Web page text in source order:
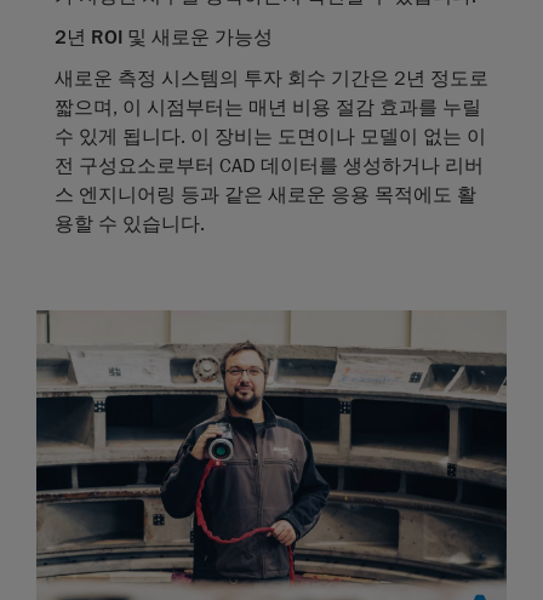
2년 ROI 및 새로운 가능성
새로운 측정 시스템의 투자 회수 기간은 2년 정도로
짧으며, 이 시점부터는 매년 비용 절감 효과를 누릴
수 있게 됩니다. 이 장비는 도면이나 모델이 없는 이
전 구성요소로부터 CAD 데이터를 생성하거나 리버
스 엔지니어링 등과 같은 새로운 응용 목적에도 활
용할 수 있습니다.